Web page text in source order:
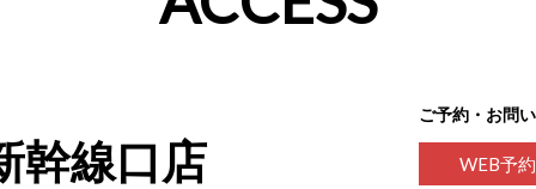
線口店
ご予約・お問
WEB予